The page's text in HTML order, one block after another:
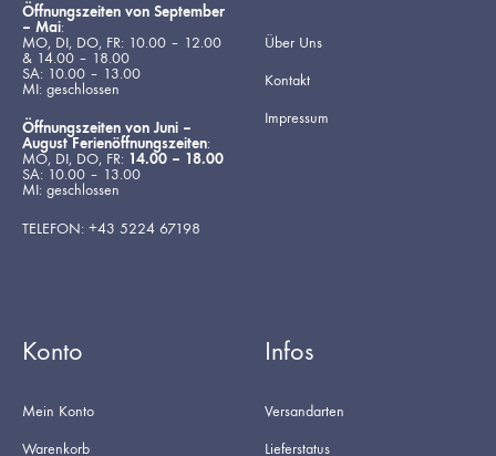
Öffnungszeiten von September
– Mai:
MO, DI, DO, FR: 10.00 – 12.00
& 14.00 – 18.00
SA: 10.00 – 13.00
MI: geschlossen
Öffnungszeiten von Juni –
August Ferienöffnungszeiten:
MO, DI, DO, FR: 14.00 – 18.00
SA: 10.00 – 13.00
MI: geschlossen
TELEFON: +43 5224 67198
Über Uns
Kontakt
Impressum
Konto
Mein Konto
Warenkorb
Infos
Versandarten
Lieferstatus